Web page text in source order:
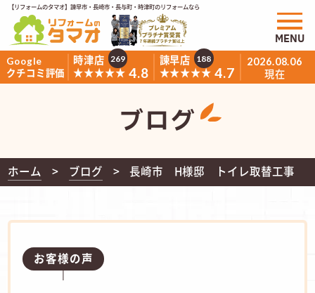
【リフォームのタマオ】諫早市・長崎市・長与町・時津町のリフォームなら
Google
クチコミ評価
時津店
★★★★★ 4.8
269
諫早店
★★★★★ 4.7
188 2026.08.06
現在
MENU
ブログ
ホーム ブログ 長崎市 H様邸 トイレ取替工事
お客様の声